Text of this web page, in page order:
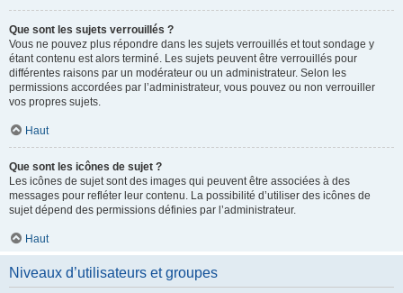
Que sont les sujets verrouillés ?
Vous ne pouvez plus répondre dans les sujets verrouillés et tout sondage y
étant contenu est alors terminé. Les sujets peuvent être verrouillés pour
différentes raisons par un modérateur ou un administrateur. Selon les
permissions accordées par l’administrateur, vous pouvez ou non verrouiller
vos propres sujets.
Haut
Que sont les icônes de sujet ?
Les icônes de sujet sont des images qui peuvent être associées à des
messages pour refléter leur contenu. La possibilité d’utiliser des icônes de
sujet dépend des permissions définies par l’administrateur.
Haut
Niveaux d’utilisateurs et groupes